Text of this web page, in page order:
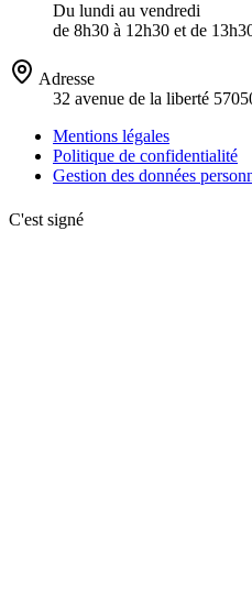
Du lundi au vendredi
de 8h30 à 12h30 et de
Adresse
32 avenue de la liberté
Mentions légales
Politique de confidentialité
Gestion des données
C'est signé